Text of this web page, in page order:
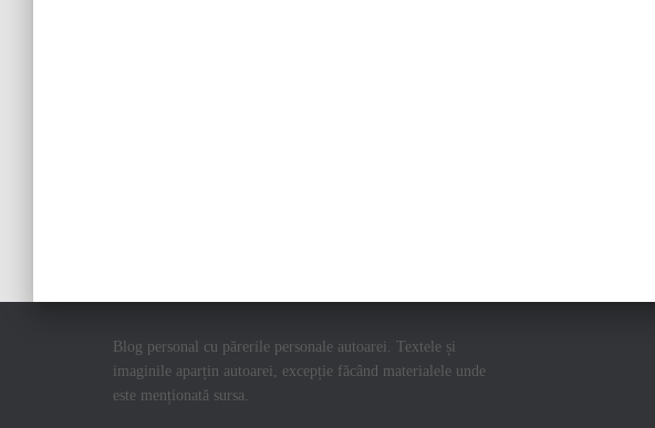
Blog personal cu părerile personale autoarei. Textele și
imaginile aparțin autoarei, excepție făcând materialele unde
este menționată sursa.